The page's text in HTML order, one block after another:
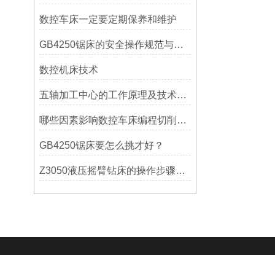
数控车床一定要定期保养和维护
GB4250锯床的安全操作规范与注意事项
数控机床技术
五轴加工中心的工作原理及技术优势
哪些因素影响数控车床编程切削量？
GB4250锯床要怎么挑才好？
Z3050液压摇臂钻床的操作步骤与安全注意事项